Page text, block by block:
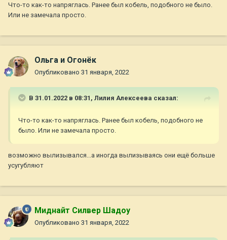
Что-то как-то напряглась. Ранее был кобель, подобного не было.
Или не замечала просто.
Ольга и Огонёк
Опубликовано 31 января, 2022
В 31.01.2022 в 08:31, Лилия Алексеева сказал:
Что-то как-то напряглась. Ранее был кобель, подобного не
было. Или не замечала просто.
возможно вылизывался...а иногда вылизываясь они ещё больше
усугубляют
Миднайт Силвер Шадоу
Опубликовано 31 января, 2022